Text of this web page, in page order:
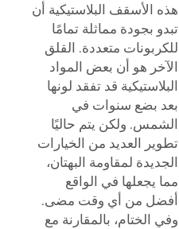
هذه الأسقف البلاستيكية أن
تبدو بجودة مماثلة تمامًا
للكربونات متعددة. القلق
الآخر هو أن بعض المواد
البلاستيكية قد تفقد لونها
بعد بضع سنوات في
الشمس. ولكن يتم حاليًا
تطوير العديد من الخيارات
الجديدة لمقاومة البهتان،
مما يجعلها في الواقع
أفضل من أي وقت مضى.
وفي الختام، بالمقارنة مع